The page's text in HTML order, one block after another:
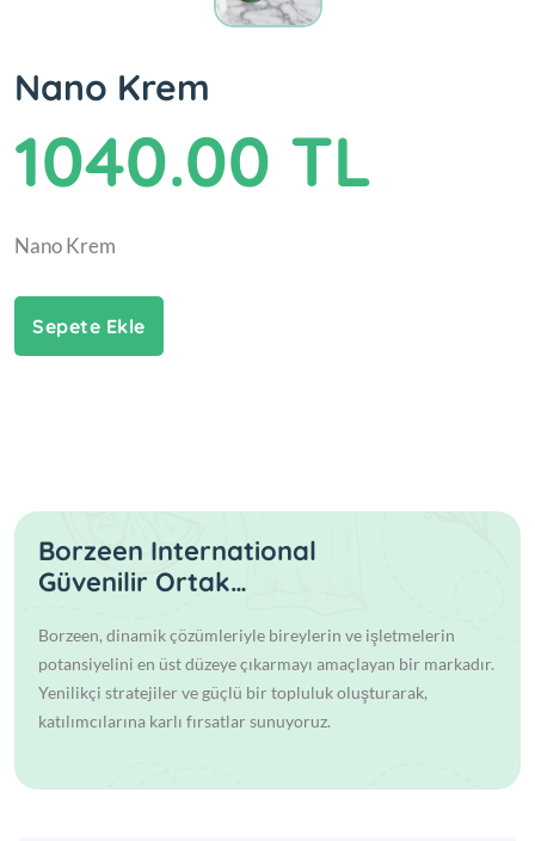
Nano Krem
1040.00 TL
Nano Krem
Sepete Ekle
Borzeen International
Güvenilir Ortak…
Borzeen, dinamik çözümleriyle bireylerin ve işletmelerin
potansiyelini en üst düzeye çıkarmayı amaçlayan bir markadır.
Yenilikçi stratejiler ve güçlü bir topluluk oluşturarak,
katılımcılarına karlı fırsatlar sunuyoruz.